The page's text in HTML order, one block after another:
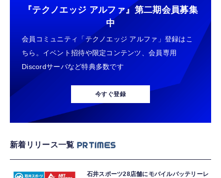
『テクノエッジ アルファ』 第二期会員募集
中
会員コミュニティ「テクノエッジ アルファ」登録はこ
ちら。イベント招待や限定コンテンツ、会員専用
Discordサーバなど特典多数です
今すぐ登録
新着リリース一覧
石井スポーツ28店舗にモバイルバッテリーレ